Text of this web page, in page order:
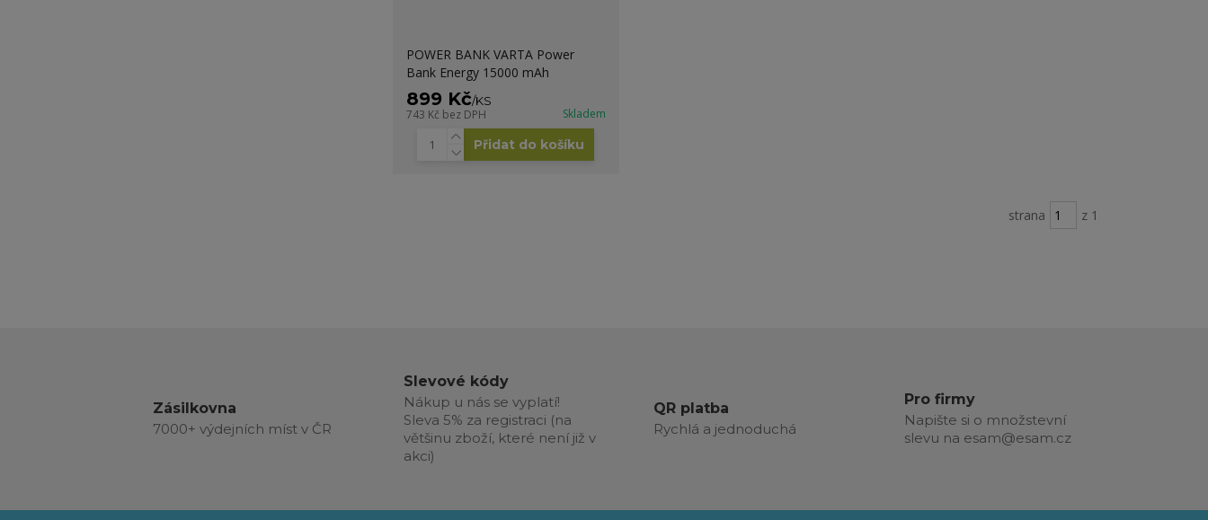
POWER BANK VARTA Power
Bank Energy 15000 mAh
899 Kč/KS
743 Kč bez DPH Skladem
Přidat do košíku
strana z 1
Zásilkovna
7000+ výdejních míst v ČR
Slevové kódy
Nákup u nás se vyplatí!
Sleva 5% za registraci (na
většinu zboží, které není již v
akci)
QR platba
Rychlá a jednoduchá
Pro firmy
Napište si o množstevní
slevu na esam@esam.cz